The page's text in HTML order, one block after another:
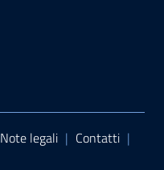
Note legali | Contatti |